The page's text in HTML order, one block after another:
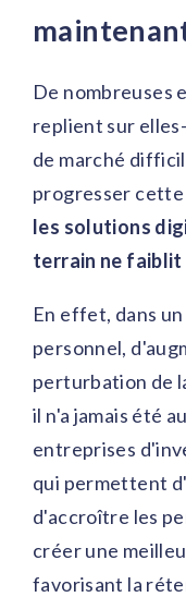
De nombreuses
replient sur
de marché
progresser cette
les solutions
terrain ne faiblit
En effet, dans
personnel,
perturbation de
il n'a jamais été
entreprises
qui permettent
d'accroître les
créer une
favorisant la